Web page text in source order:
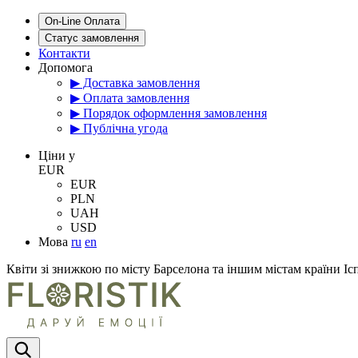
On-Line Оплата
Статус замовлення
Контакти
Допомога
▶ Доставка замовлення
▶ Оплата замовлення
▶ Порядок оформлення замовлення
▶ Публічна угода
Цiни у
EUR
EUR
PLN
UAH
USD
Мова ru en
Квіти зі знижкою по місту Барселона та іншим містам країни